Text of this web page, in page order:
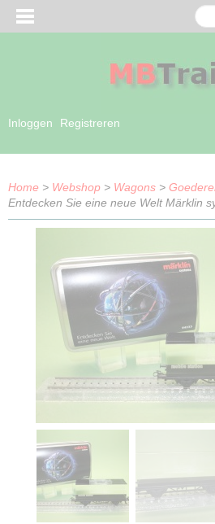
Inloggen Registreren
Home > Webshop > Wagons >
Entdecken Sie eine neue Welt Märklin